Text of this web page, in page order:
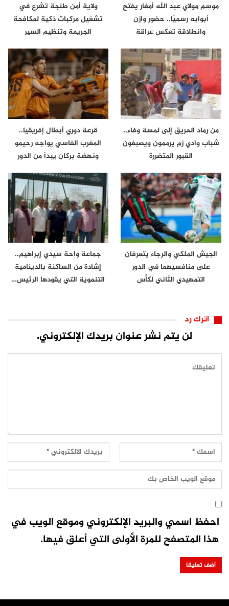
موسم مولاي عبد الله أمغار يفتح
أبوابه رسميًا.. حضور وازن
وانطلاقة تعكس عراقة
ولاية أمن طنجة تشرع في
تشغيل مركبات ذكية لمكافحة
الجريمة وتنظيم السير
من رماد الحريق إلى لمسة وفاء..
شباب وادي زم يرممون ويصبغون
القبور المتضررة
قرعة دوري أبطال إفريقيا..
المغرب الفاسي يواجه رحيمو
ونهضة بركان يبدأ من الدور
الجيش الملكي والرجاء يتعرفان
على منافسيهما في الدور
التمهيدي الثاني لكأس
جماعة واحة سيدي إبراهيم..
إشادة من الساكنة بالدينامية
التنموية التي يقودها الرئيس…
اترك رد
لن يتم نشر عنوان بريدك الإلكتروني.
احفظ اسمي والبريد الإلكتروني وموقع الويب في
هذا المتصفح للمرة الأولى التي أعلق فيها.